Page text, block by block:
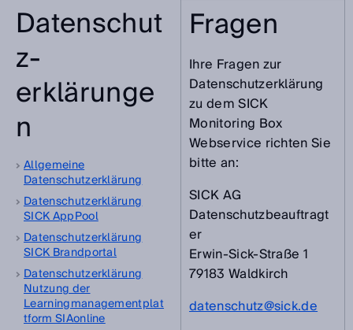
Datenschut
z­
erklärunge
n
Allgemeine
Datenschutzerklärung
Datenschutzerklärung
SICK AppPool
Datenschutzerklärung
SICK Brandportal
Datenschutzerklärung
Nutzung der
Learningmanagementplat
tform SIAonline
Fragen
Ihre Fragen zur
Datenschutzerklärung
zu dem SICK
Monitoring Box
Webservice richten Sie
bitte an:
SICK AG
Datenschutzbeauftragt
er
Erwin-Sick-Straße 1
79183 Waldkirch
datenschutz@sick.de